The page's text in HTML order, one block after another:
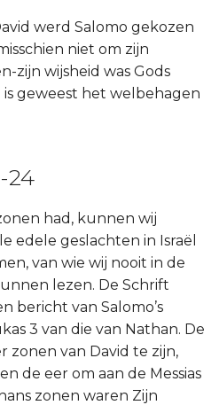
werd Salomo gekozen
niet om zijn
zijn wijsheid was Gods
is geweest het welbehagen
24
had, kunnen wij
edele geslachten in Israël
van wie wij nooit in de
lezen. De Schrift
bericht van Salomo’s
3 van die van Nathan. De
zonen van David te zijn,
de eer om aan de Messias
zonen waren Zijn